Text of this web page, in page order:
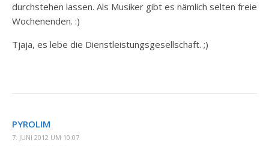
durchstehen lassen. Als Musiker gibt es nämlich selten freie
Wochenenden. :)
Tjaja, es lebe die Dienstleistungsgesellschaft. ;)
PYROLIM
7. JUNI 2012 UM 10:07